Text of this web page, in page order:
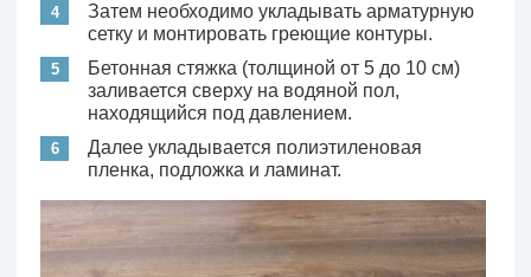
Затем необходимо укладывать арматурную
сетку и монтировать греющие контуры.
Бетонная стяжка (толщиной от 5 до 10 см)
заливается сверху на водяной пол,
находящийся под давлением.
Далее укладывается полиэтиленовая
пленка, подложка и ламинат.